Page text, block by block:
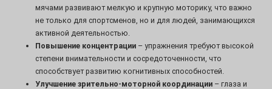
мячами развивают мелкую и крупную моторику, что важно
не только для спортсменов, но и для людей, занимающихся
активной деятельностью.
Повышение концентрации – упражнения требуют высокой
степени внимательности и сосредоточенности, что
способствует развитию когнитивных способностей.
Улучшение зрительно-моторной координации – глаза и